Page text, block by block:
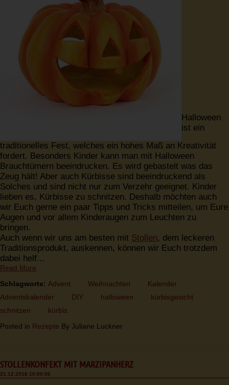
Halloween
ist ein
traditionelles Fest, welches ein hohes Maß an Kreativität
fordert. Besonders Kinder kann man mit Halloween
Brauchtümern beeindrucken. Es wird gebastelt was das
Zeug hält! Aber auch Kürbisse sind beeindruckend als
Solches und sind nicht nur zum Verzehr geeignet. Kinder
lieben es, Kürbisse zu schnitzen. Deshalb möchten auch
wir Euch gerne ein paar Tipps und Tricks mitteilen, um Eure
Augen und vor allem Kinderaugen zum Leuchten zu
bringen.
Auch wenn wir uns am besten mit Stollen, dem leckeren
Traditionsprodukt, auskennen, können wir Euch trotzdem
dabei helf...
Read More
Schlagworte: Advent Weihnachten
Kalender
Adventskalender
DIY halloween
kürbisgesicht
schnitzen
kürbis
Posted in Rezepte By Juliane Luckner
STOLLENKONFEKT MIT MARZIPANHERZ
21.12.2016 10:00:00